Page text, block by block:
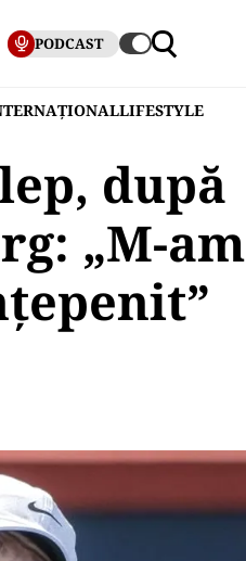
PODCAST
LIFESTYLE
după
„M-am